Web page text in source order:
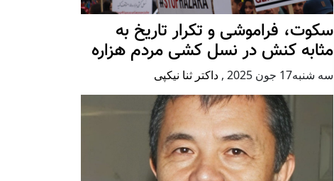
سکوت، فراموشی و تکرار تاريخ به
مثابه کنش در نسل کشی مردم هزاره
سه شنبه17 جون 2025 , داکتر ثنا نیکپی